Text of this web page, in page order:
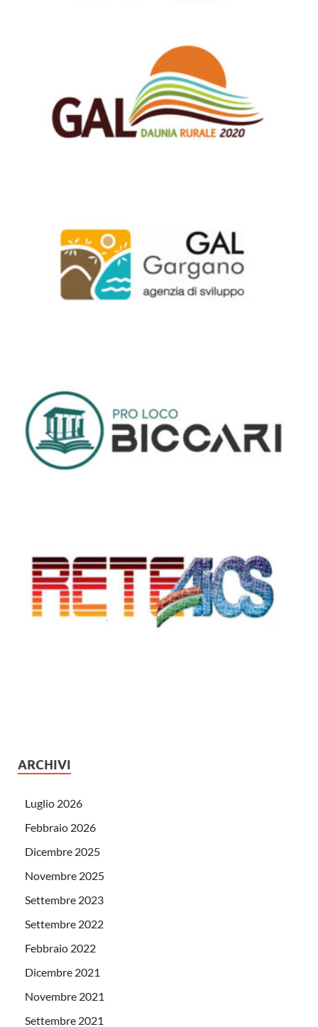
ARCHIVI
Luglio 2026
Febbraio 2026
Dicembre 2025
Novembre 2025
Settembre 2023
Settembre 2022
Febbraio 2022
Dicembre 2021
Novembre 2021
Settembre 2021